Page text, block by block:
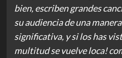
bien, escriben grandes
su audiencia de una
significativa, y si los has
multitud se vuelve loca!